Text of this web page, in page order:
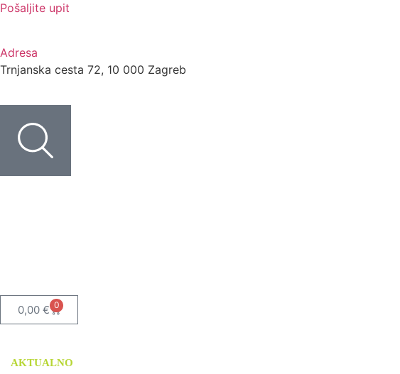
Pošaljite upit
Adresa
Trnjanska cesta 72, 10 000 Zagreb
0,00 € 0
AKTUALNO